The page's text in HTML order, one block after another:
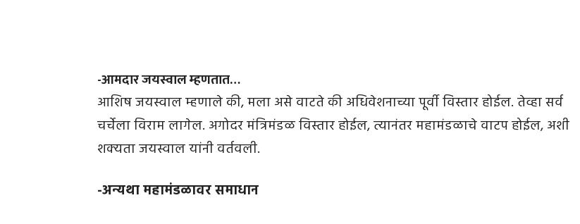
-आमदार जयस्वाल म्हणतात…
आशिष जयस्वाल म्हणाले की, मला असे वाटते की अधिवेशनाच्या पूर्वी विस्तार होईल. तेव्हा सर्व
चर्चेला विराम लागेल. अगोदर मंत्रिमंडळ विस्तार होईल, त्यानंतर महामंडळाचे वाटप होईल, अशी
शक्यता जयस्वाल यांनी वर्तवली.
-अन्यथा महामंडळावर समाधान